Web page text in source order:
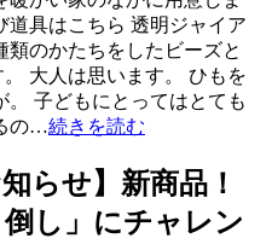
道具はこちら 透明ジャイア
類のかたちをしたビーズと
大人は思います。 ひもを
。 子どもにとってはとても
の…続きを読む
らせ】新商品！
し」にチャレン